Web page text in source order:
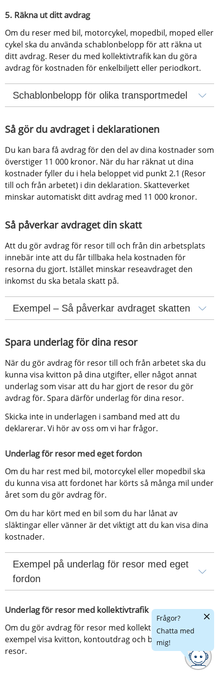
5. Räkna ut ditt avdrag
Om du reser med bil, motorcykel, mopedbil, moped eller
cykel ska du använda schablonbelopp för att räkna ut
ditt avdrag. Reser du med kollektivtrafik kan du göra
avdrag för kostnaden för enkelbiljett eller periodkort.
Schablonbelopp för olika transportmedel
Så gör du avdraget i deklarationen
Du kan bara få avdrag för den del av dina kostnader som
överstiger 11 000 kronor. När du har räknat ut dina
kostnader fyller du i hela beloppet vid punkt 2.1 (Resor
till och från arbetet) i din deklaration. Skatteverket
minskar automatiskt ditt avdrag med 11 000 kronor.
Så påverkar avdraget din skatt
Att du gör avdrag för resor till och från din arbetsplats
innebär inte att du får tillbaka hela kostnaden för
resorna du gjort. Istället minskar reseavdraget den
inkomst du ska betala skatt på.
Exempel – Så påverkar avdraget skatten
Spara underlag för dina resor
När du gör avdrag för resor till och från arbetet ska du
kunna visa kvitton på dina utgifter, eller något annat
underlag som visar att du har gjort de resor du gör
avdrag för. Spara därför underlag för dina resor.
Skicka inte in underlagen i samband med att du
deklarerar. Vi hör av oss om vi har frågor.
Underlag för resor med eget fordon
Om du har rest med bil, motorcykel eller mopedbil ska
du kunna visa att fordonet har körts så många mil under
året som du gör avdrag för.
Om du har kört med en bil som du har lånat av
släktingar eller vänner är det viktigt att du kan visa dina
kostnader.
Exempel på underlag för resor med eget
fordon
Underlag för resor med kollektivtrafik
Om du gör avdrag för resor med kollektivtrafik kan du till
exempel visa kvitton, kontoutdrag och biljetter för dina
resor.
Frågor?
Chatta med
mig!
Dölj